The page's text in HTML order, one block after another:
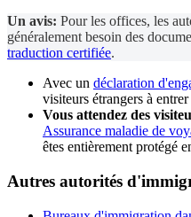
Un avis: Pour les offices, les
généralement besoin des
traduction certifiée.
Avec un déclaration
visiteurs étrangers à
Vous attendez des
Assurance maladie de
êtes entièrement protégé
Autres autorités